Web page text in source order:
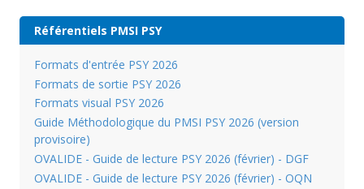
Référentiels PMSI PSY
Formats d'entrée PSY 2026
Formats de sortie PSY 2026
Formats visual PSY 2026
Guide Méthodologique du PMSI PSY 2026 (version
provisoire)
OVALIDE - Guide de lecture PSY 2026 (février) - DGF
OVALIDE - Guide de lecture PSY 2026 (février) - OQN